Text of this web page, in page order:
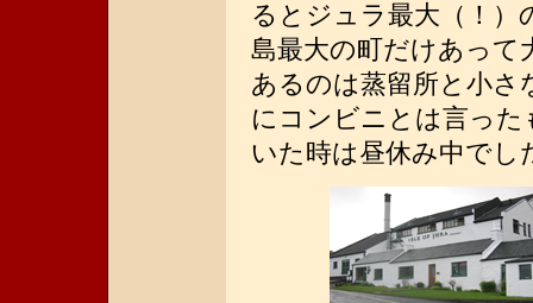
るとジュラ最大（！）
島最大の町だけあって
あるのは蒸留所と小
にコンビニとは言った
いた時は昼休み中でし